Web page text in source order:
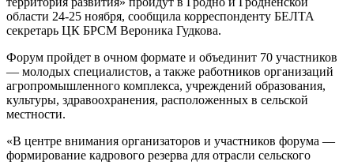
области 24-25 ноября, сообщила корреспонденту БЕЛТА
секретарь ЦК БРСМ Вероника Гудкова.
Форум пройдет в очном формате и объединит 70 участников
— молодых специалистов, а также работников организаций
агропромышленного комплекса, учреждений образования,
культуры, здравоохранения, расположенных в сельской
местности.
«В центре внимания организаторов и участников форума —
формирование кадрового резерва для отрасли сельского